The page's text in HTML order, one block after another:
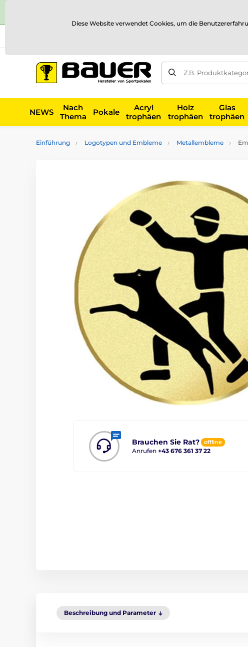
Z.B.
NEWS
Nach
Thema
Pokale
Acryl
trophäen
Holz
trophäen
Glas
trophäen
Einführung Logotypen und Embleme Metallembleme
Brauchen Sie Rat? offline
Anrufen +43 676 361 37 22
Beschreibung und Parameter
Diese Website verwendet Cookies, um die